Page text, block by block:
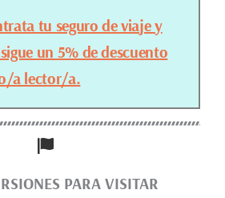
tu seguro de viaje y
un 5% de descuento
a lector/a.
PARA VISITAR